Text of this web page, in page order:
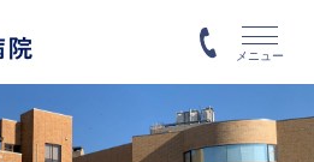
メニュー